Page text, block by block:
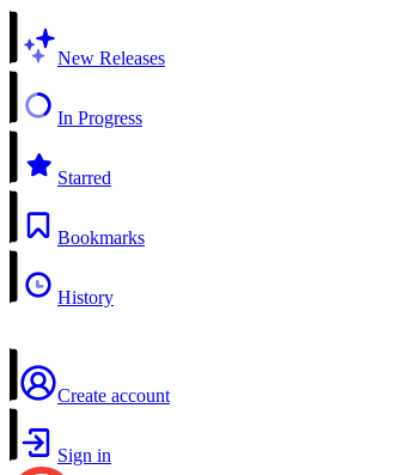
New Releases
In Progress
Starred
Bookmarks
History
Create account
Sign in